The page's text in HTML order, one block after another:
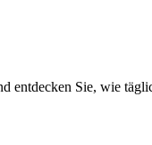
entdecken Sie, wie